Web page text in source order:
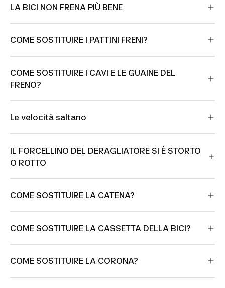
LA BICI NON FRENA PIÙ BENE
COME SOSTITUIRE I PATTINI FRENI?
COME SOSTITUIRE I CAVI E LE GUAINE DEL
FRENO?
Le velocità saltano
IL FORCELLINO DEL DERAGLIATORE SI È STORTO
O ROTTO
COME SOSTITUIRE LA CATENA?
COME SOSTITUIRE LA CASSETTA DELLA BICI?
COME SOSTITUIRE LA CORONA?